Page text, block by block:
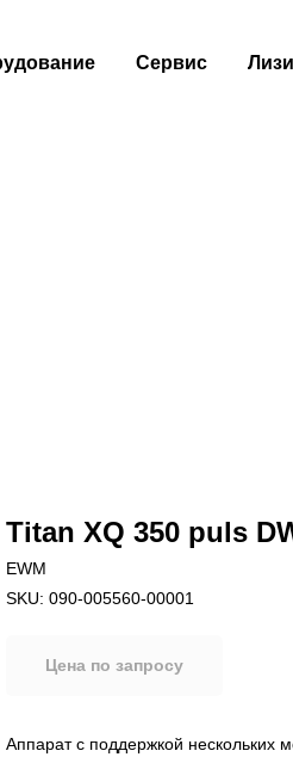
Сервис
Titan XQ 350 puls
EWM
SKU: 090-005560-00001
Цена по запросу
Аппарат с поддержкой нескольких